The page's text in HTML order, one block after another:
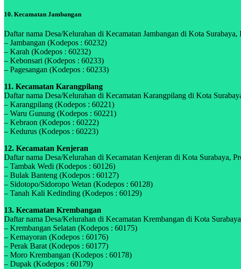
10. Kecamatan Jambangan
Daftar nama Desa/Kelurahan di Kecamatan Jambangan di Kota
– Jambangan (Kodepos : 60232)
– Karah (Kodepos : 60232)
– Kebonsari (Kodepos : 60233)
– Pagesangan (Kodepos : 60233)
11. Kecamatan Karangpilang
Daftar nama Desa/Kelurahan di Kecamatan Karangpilang di Kota
– Karangpilang (Kodepos : 60221)
– Waru Gunung (Kodepos : 60221)
– Kebraon (Kodepos : 60222)
– Kedurus (Kodepos : 60223)
12. Kecamatan Kenjeran
Daftar nama Desa/Kelurahan di Kecamatan Kenjeran di Kota Surabaya,
– Tambak Wedi (Kodepos : 60126)
– Bulak Banteng (Kodepos : 60127)
– Sidotopo/Sidoropo Wetan (Kodepos : 60128)
– Tanah Kali Kedinding (Kodepos : 60129)
13. Kecamatan Krembangan
Daftar nama Desa/Kelurahan di Kecamatan Krembangan di Kota
– Krembangan Selatan (Kodepos : 60175)
– Kemayoran (Kodepos : 60176)
– Perak Barat (Kodepos : 60177)
– Moro Krembangan (Kodepos : 60178)
– Dupak (Kodepos : 60179)